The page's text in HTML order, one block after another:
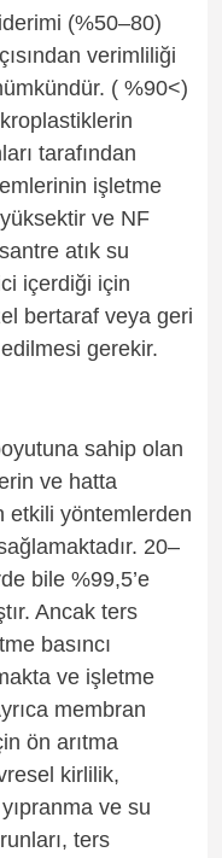
(%50–80)
verimliliği
( %90<)
tarafından
işletme
ve NF
atık su
içerdiği için
bertaraf veya geri
gerekir.
sahip olan
ve hatta
etkili yöntemlerden
20–
bile %99,5’e
Ancak ters
basıncı
ve işletme
membran
ön arıtma
kirlilik,
ve su
ters